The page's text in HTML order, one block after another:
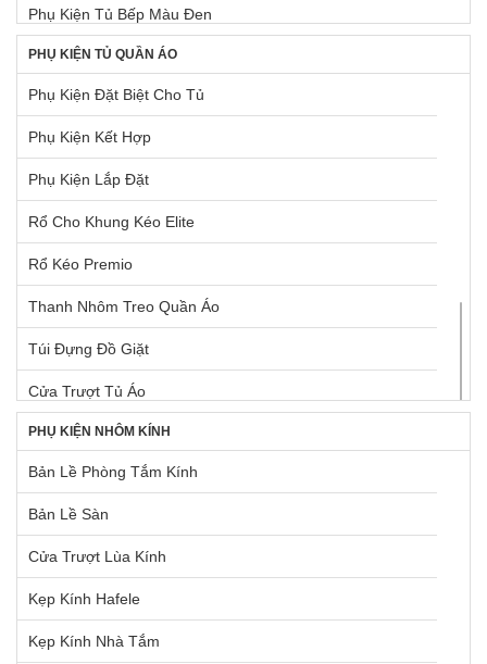
Phụ Kiện Chậu + Máy Hút Mùi
Tủ Lạnh
Vòi Rửa Chén Đá
Vòi Rửa Chén Kim Loại
TỦ LẠNH BOSCH
Phụ Kiện Tủ Bếp Màu Đen
Pittong Đẩy Cánh Tủ
Ray Hộp Bên Trong Tủ Dưới
Ray Hộp Cho Mặt Hộc Tủ
Ray Hộp Cho Ngăn Kéo Góc
Ray Hộp Dưới Chậu Rửa
Ray Hộp Hafele
Ray Trượt Điện Tự Động
Rổ Chứa Dụng Cụ Vệ Sinh
Rổ Kéo Dùng Cho Tủ Cao
Rổ Kéo Dùng Cho Tủ Dưới
Rổ Kéo Góc
Tấm Lót Hộc Tủ
Tay Nắm Dạng Thanh Nhôm
Tay Nắm Tủ
Tay Nắm Tủ Âm
PHỤ KIỆN TỦ QUẦN ÁO
Phụ Kiện Đặt Biệt Cho Tủ
Phụ Kiện Kết Hợp
Phụ Kiện Lắp Đặt
Rổ Cho Khung Kéo Elite
Rổ Kéo Premio
Thanh Nhôm Treo Quần Áo
Túi Đựng Đồ Giặt
Cửa Trượt Tủ Áo
Khay Cho Khung Kéo Elite
Khung Kéo Elite
Khung Treo Quần Áo Elite
PHỤ KIỆN NHÔM KÍNH
Bản Lề Phòng Tắm Kính
Bản Lề Sàn
Cửa Trượt Lùa Kính
Kẹp Kính Hafele
Kẹp Kính Nhà Tắm